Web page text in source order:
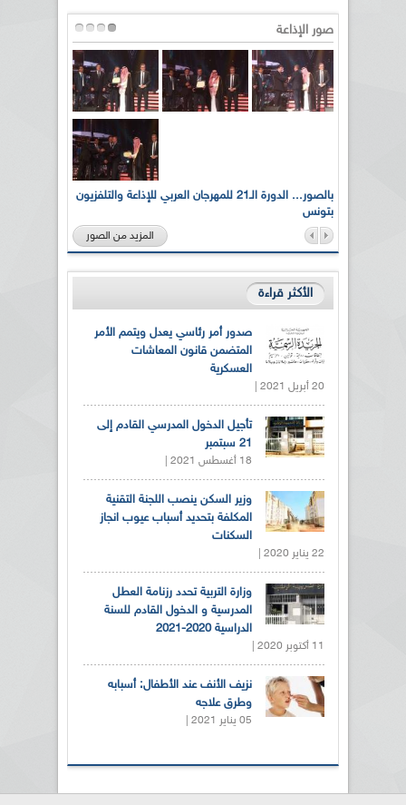
صور الإذاعة
بالصور... الدورة الـ21 للمهرجان العربي للإذاعة والتلفزيون
بتونس
المزيد من الصور
الأكثر قراءة
صدور أمر رئاسي يعدل ويتمم الأمر
المتضمن قانون المعاشات
العسكرية
20 أبريل 2021 |
تأجيل الدخول المدرسي القادم إلى
21 سبتمبر
18 أغسطس 2021 |
وزير السكن ينصب اللجنة التقنية
المكلفة بتحديد أسباب عيوب انجاز
السكنات
22 يناير 2020 |
وزارة التربية تحدد رزنامة العطل
المدرسية و الدخول القادم للسنة
الدراسية 2020-2021
11 أكتوبر 2020 |
نزيف الأنف عند الأطفال: أسبابه
وطرق علاجه
05 يناير 2021 |